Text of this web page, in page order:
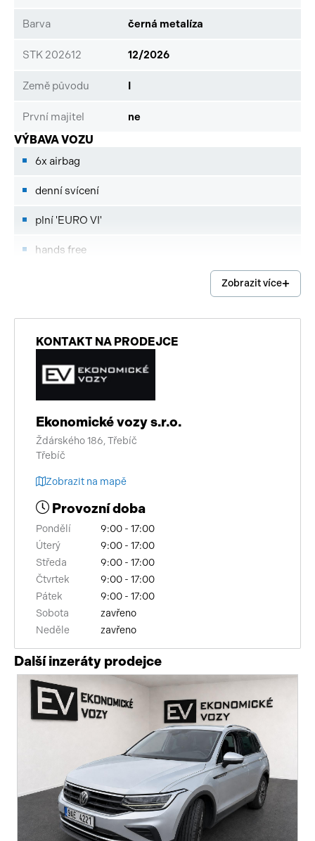
Barva černá metalíza
STK 202612 12/2026
Země původu I
První majitel ne
VÝBAVA VOZU
6x airbag
denní svícení
plní 'EURO VI'
hands free
imobilizér
centrální zamykání
start-stop systém
digitální příjem rádia (DAB)
vyhřívaná zrcátka
záruka
brzdový asistent
bezklíčové startování
deaktivace airbagu spolujezdce
bezklíčové odemykání
senzor tlaku v pneumatikách
sledování únavy řidiče
elektronická ruční brzda
výškově nastavitelná sedadla
vyhřívané trysky ostřikovačů čelního skla
Zobrazit více
KONTAKT NA PRODEJCE
Ekonomické vozy s.r.o.
Ždárského 186, Třebíč
Třebíč
Zobrazit na mapě
Provozní doba
Pondělí
9:00 - 17:00
Úterý
9:00 - 17:00
Středa
9:00 - 17:00
Čtvrtek
9:00 - 17:00
Pátek
9:00 - 17:00
Sobota
zavřeno
Neděle
zavřeno
Další inzeráty prodejce